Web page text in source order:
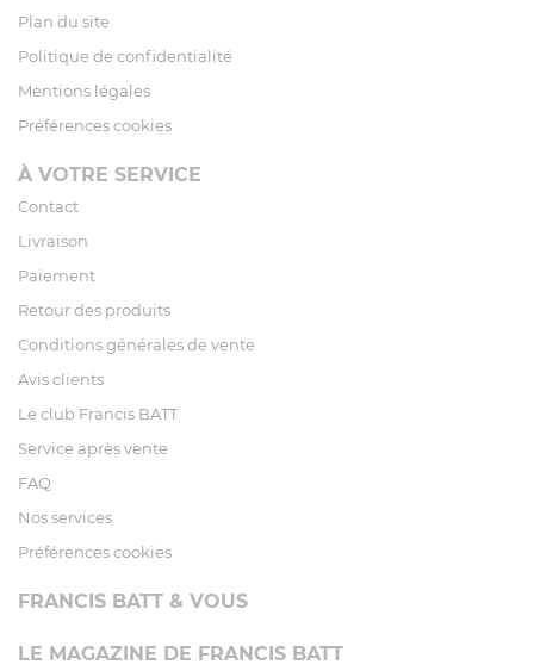
Plan du site
Politique de confidentialité
Mentions légales
Préférences cookies
À VOTRE SERVICE
Contact
Livraison
Paiement
Retour des produits
Conditions générales de vente
Avis clients
Le club Francis BATT
Service après vente
FAQ
Nos services
Préférences cookies
FRANCIS BATT & VOUS
LE MAGAZINE DE FRANCIS BATT